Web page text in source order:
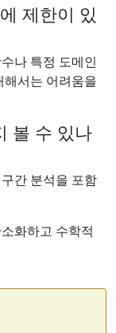
제한이 있
나 특정 도메인
서는 어려움을
볼 수 있나
간 분석을 포함
화하고 수학적